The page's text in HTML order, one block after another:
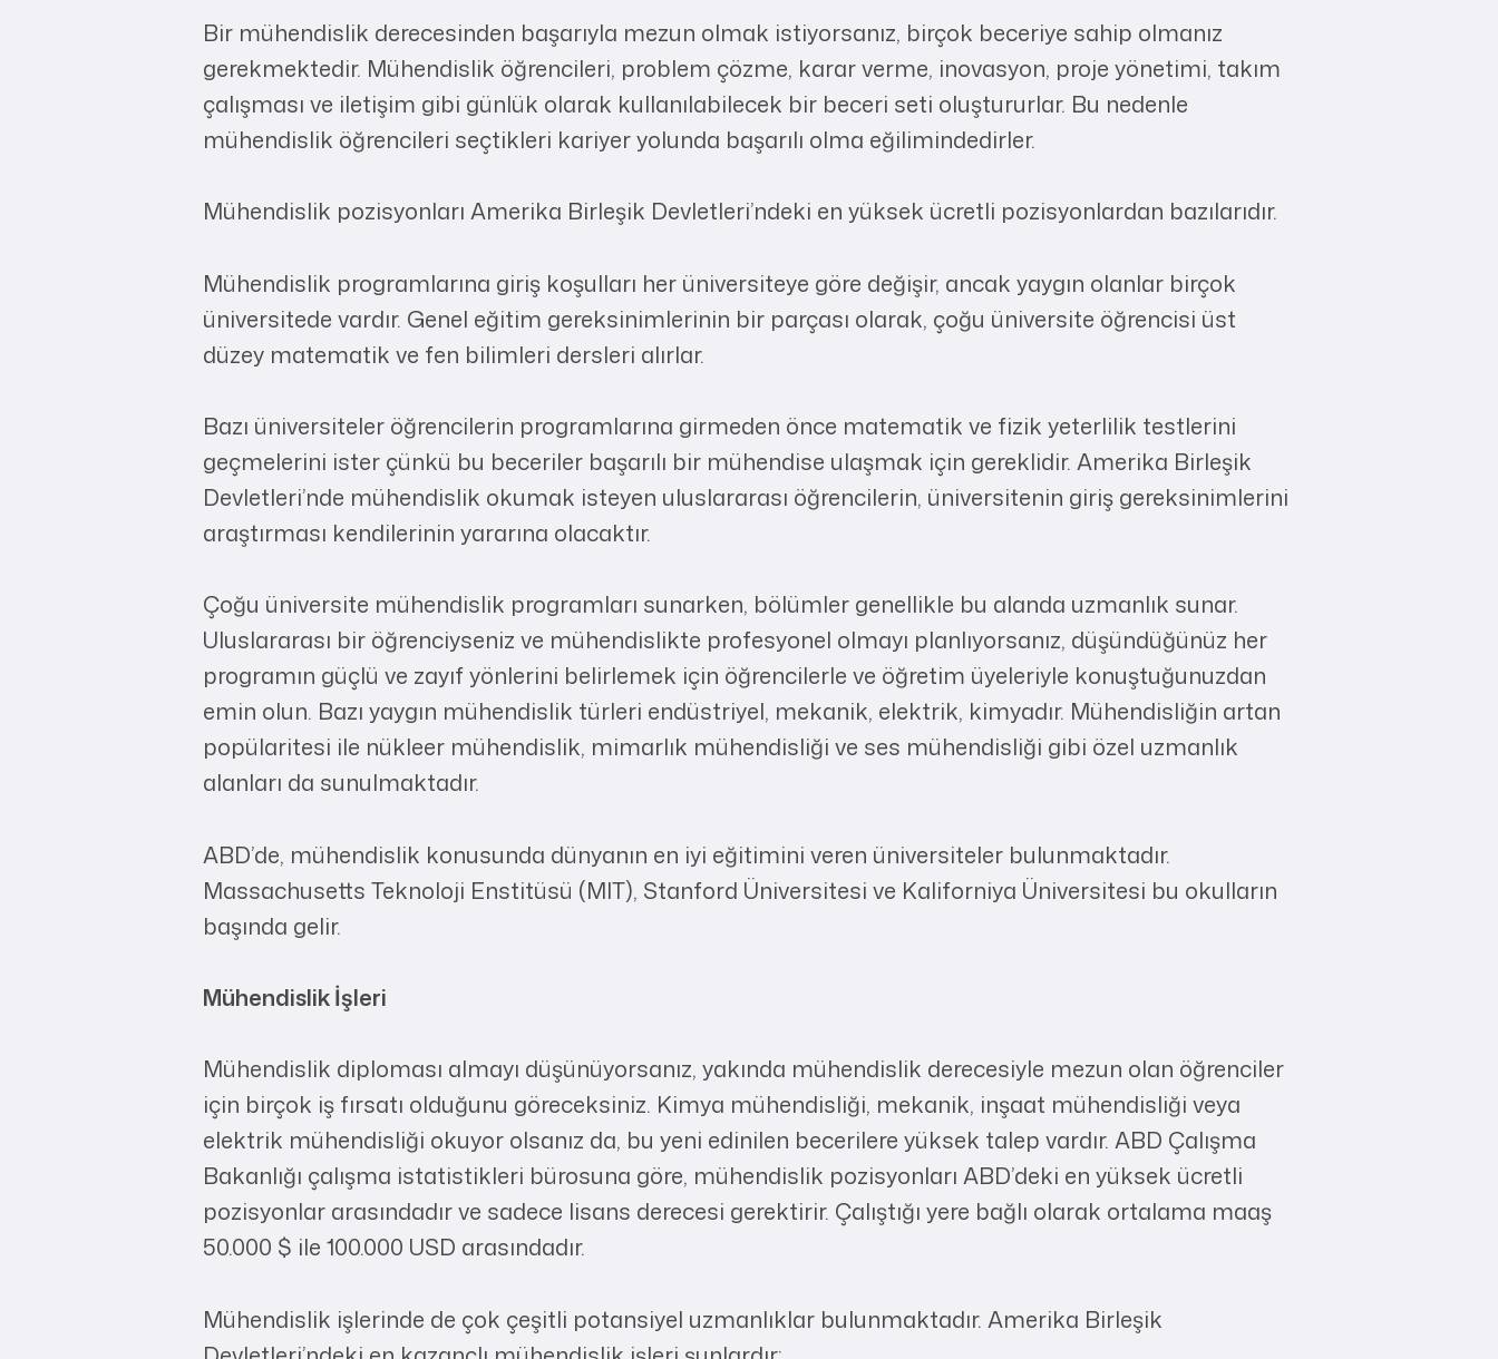
Bir mühendislik derecesinden başarıyla mezun olmak istiyorsanız, birçok beceriye sahip olmanız
gerekmektedir. Mühendislik öğrencileri, problem çözme, karar verme, inovasyon, proje yönetimi, takım
çalışması ve iletişim gibi günlük olarak kullanılabilecek bir beceri seti oluştururlar. Bu nedenle
mühendislik öğrencileri seçtikleri kariyer yolunda başarılı olma eğilimindedirler.
Mühendislik pozisyonları Amerika Birleşik Devletleri’ndeki en yüksek ücretli pozisyonlardan bazılarıdır.
Mühendislik programlarına giriş koşulları her üniversiteye göre değişir, ancak yaygın olanlar birçok
üniversitede vardır. Genel eğitim gereksinimlerinin bir parçası olarak, çoğu üniversite öğrencisi üst
düzey matematik ve fen bilimleri dersleri alırlar.
Bazı üniversiteler öğrencilerin programlarına girmeden önce matematik ve fizik yeterlilik testlerini
geçmelerini ister çünkü bu beceriler başarılı bir mühendise ulaşmak için gereklidir. Amerika Birleşik
Devletleri’nde mühendislik okumak isteyen uluslararası öğrencilerin, üniversitenin giriş gereksinimlerini
araştırması kendilerinin yararına olacaktır.
Çoğu üniversite mühendislik programları sunarken, bölümler genellikle bu alanda uzmanlık sunar.
Uluslararası bir öğrenciyseniz ve mühendislikte profesyonel olmayı planlıyorsanız, düşündüğünüz her
programın güçlü ve zayıf yönlerini belirlemek için öğrencilerle ve öğretim üyeleriyle konuştuğunuzdan
emin olun. Bazı yaygın mühendislik türleri endüstriyel, mekanik, elektrik, kimyadır. Mühendisliğin artan
popülaritesi ile nükleer mühendislik, mimarlık mühendisliği ve ses mühendisliği gibi özel uzmanlık
alanları da sunulmaktadır.
ABD’de, mühendislik konusunda dünyanın en iyi eğitimini veren üniversiteler bulunmaktadır.
Massachusetts Teknoloji Enstitüsü (MIT), Stanford Üniversitesi ve Kaliforniya Üniversitesi bu okulların
başında gelir.
Mühendislik İşleri
Mühendislik diploması almayı düşünüyorsanız, yakında mühendislik derecesiyle mezun olan öğrenciler
için birçok iş fırsatı olduğunu göreceksiniz. Kimya mühendisliği, mekanik, inşaat mühendisliği veya
elektrik mühendisliği okuyor olsanız da, bu yeni edinilen becerilere yüksek talep vardır. ABD Çalışma
Bakanlığı çalışma istatistikleri bürosuna göre, mühendislik pozisyonları ABD’deki en yüksek ücretli
pozisyonlar arasındadır ve sadece lisans derecesi gerektirir. Çalıştığı yere bağlı olarak ortalama maaş
50.000 $ ile 100.000 USD arasındadır.
Mühendislik işlerinde de çok çeşitli potansiyel uzmanlıklar bulunmaktadır. Amerika Birleşik